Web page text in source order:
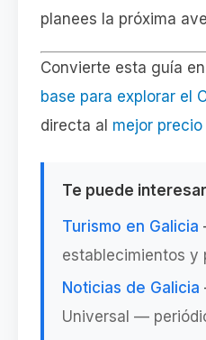
planees la próxima
Convierte esta guía
base para explorar el
directa al mejor
Te puede
Turismo en Galicia
establecimientos y
Noticias de Galicia
Universal —